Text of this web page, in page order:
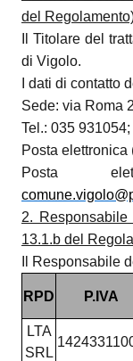
del
Il Titolare del
di Vigolo.
I dati di contatto
Sede: via Roma
Tel.: 035 931054;
Posta elettronica
Posta
2.
13.1.b del
Il Responsabile
RPD P.IVA
LTA
SRL